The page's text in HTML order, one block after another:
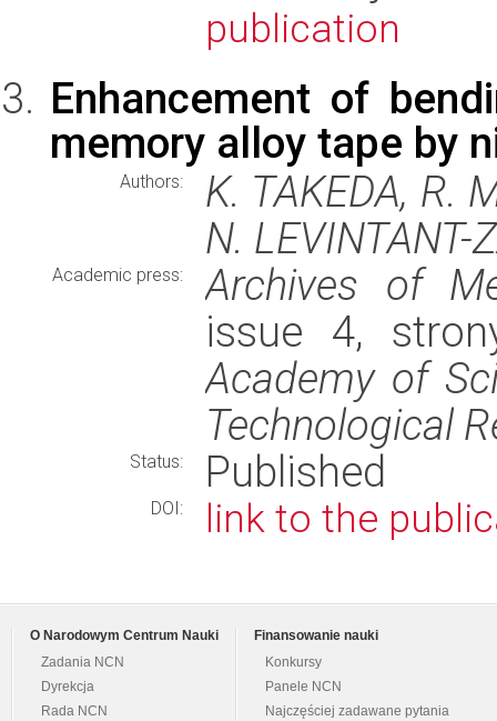
publication
Enhancement of
memory alloy tape by
Authors:
K. TAKEDA, R.
N. LEVINTANT-
Academic press:
Archives of
issue 4,
Academy of
Technological
Status: Published
DOI: link to the
O Narodowym Centrum Nauki
Zadania NCN
Dyrekcja
Rada NCN
Finansowanie nauki
Konkursy
Panele NCN
Najczęściej zadawane pytania